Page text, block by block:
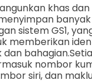
khas
sistem GS1,
memberikan
bahagian.
nombor
siri, dan